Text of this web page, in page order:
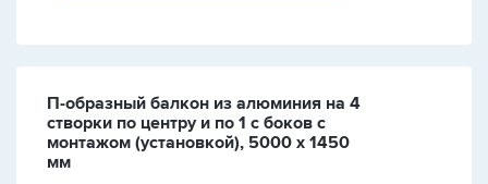
П-образный балкон из алюминия на 4
створки по центру и по 1 с боков с
монтажом (установкой), 5000 х 1450
мм